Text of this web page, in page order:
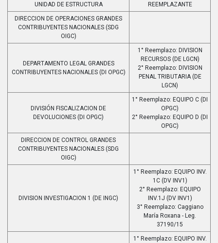
UNIDAD DE ESTRUCTURA REEMPLAZANTE
DIRECCION DE OPERACIONES GRANDES
CONTRIBUYENTES NACIONALES (SDG
OIGC)
DEPARTAMENTO LEGAL GRANDES
CONTRIBUYENTES NACIONALES (DI OPGC)
1° Reemplazo: DIVISION
RECURSOS (DE LGCN)
2° Reemplazo: DIVISION
PENAL TRIBUTARIA (DE
LGCN)
DIVISIÓN FISCALIZACION DE
DEVOLUCIONES (DI OPGC)
1° Reemplazo: EQUIPO C (DI
OPGC)
2° Reemplazo: EQUIPO D (DI
OPGC)
DIRECCION DE CONTROL GRANDES
CONTRIBUYENTES NACIONALES (SDG
OIGC)
DIVISION INVESTIGACION 1 (DE INGC)
1° Reemplazo: EQUIPO INV.
1C (DV INV1)
2° Reemplazo: EQUIPO
INV.1J (DV INV1)
3° Reemplazo: Caggiano
María Roxana - Leg.
37190/15
1° Reemplazo: EQUIPO INV.